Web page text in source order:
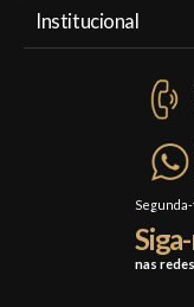
Institucional
Política de
Trocas e Devoluções
Formas de
nas